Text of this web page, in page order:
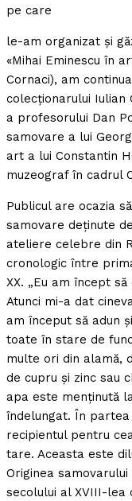
pe care
le-am organizat şi
«Mihai Eminescu în
Cornaci), am
colecţionarului Iulian
a profesorului Dan
samovare a lui
art a lui Constantin
muzeograf în cadrul
Publicul are ocazia
samovare deţinute
ateliere celebre din
cronologic între
XX. „Eu am încept
Atunci mi-a dat
am început să adun
toate în stare de
multe ori din alamă,
de cupru şi zinc sau
apa este menţinută
îndelungat. În partea
recipientul pentru
tare. Aceasta este
Originea
secolului al XVIII-lea